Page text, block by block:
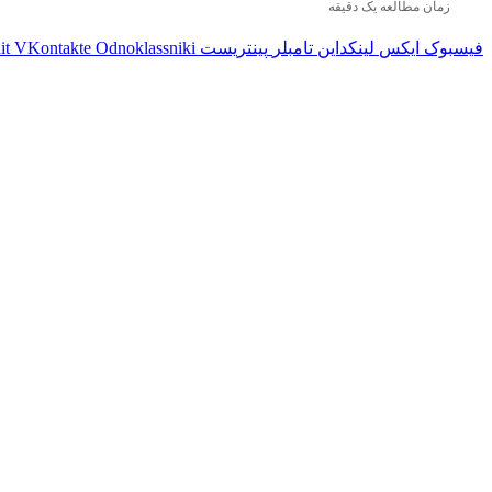
زمان مطالعه یک دقیقه
فیسبوک ایکس لینکداین تامبلر پینتریست VKontakte Odnoklassniki